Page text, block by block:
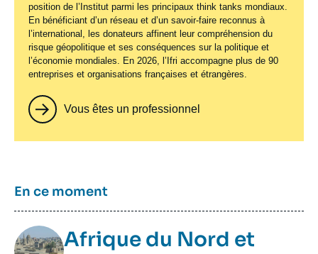
position de l’Institut parmi les principaux think tanks mondiaux.
En bénéficiant d’un réseau et d’un savoir-faire reconnus à
l’international, les donateurs affinent leur compréhension du
risque géopolitique et ses conséquences sur la politique et
l’économie mondiales. En 2026, l’Ifri accompagne plus de 90
entreprises et organisations françaises et étrangères.
Vous êtes un professionnel
Titre
En ce moment
Image
TaxonomieAfrique du Nord et